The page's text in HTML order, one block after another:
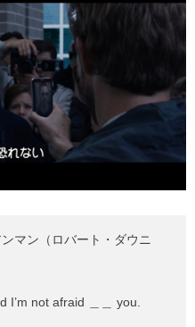
マン（ロバート・ダウニ
I’m not afraid ＿＿ you.